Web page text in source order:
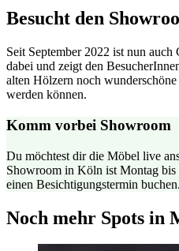
Besucht den
Seit September 2022 ist nun
dabei und zeigt den
alten Hölzern noch
werden können.
Komm vorbei Showroom
Du möchtest dir die Möbel live
Showroom in Köln ist Montag bis
einen Besichtigungstermin buchen.
Noch mehr Spots in